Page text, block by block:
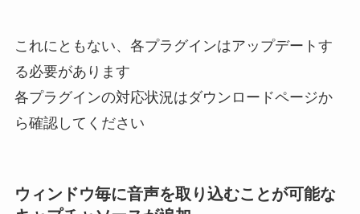
これにともない、各プラグインはアップデートす
る必要があります
各プラグインの対応状況はダウンロードページか
ら確認してください
ウィンドウ毎に音声を取り込むことが可能な